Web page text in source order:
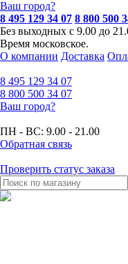
Ваш город?
8 495 129 34 07 8 800 500
Без выходных с 9.00 до
Время московское.
О компании Доставка
8 495 129 34 07
8 800 500 34 07
Ваш город?
ПН - ВС: 9.00 - 21.00
Обратная связь
Проверить статус заказа